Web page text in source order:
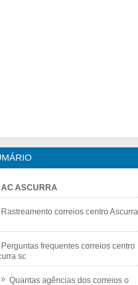
AC ASCURRA
Rastreamento correios centro Ascurra
Perguntas frequentes correios centro
sc
Quantas agências dos correios o